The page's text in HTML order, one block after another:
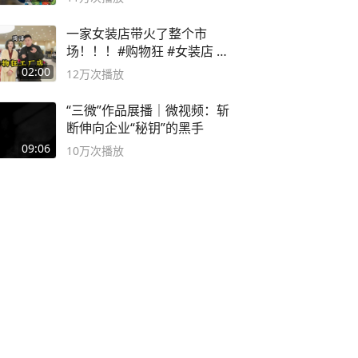
02:00
一家女装店带火了整个市
场！！！#购物狂 #女装店 #
高品质女装
12万次播放
09:06
“三微”作品展播｜微视频：斩
断伸向企业“秘钥”的黑手
10万次播放